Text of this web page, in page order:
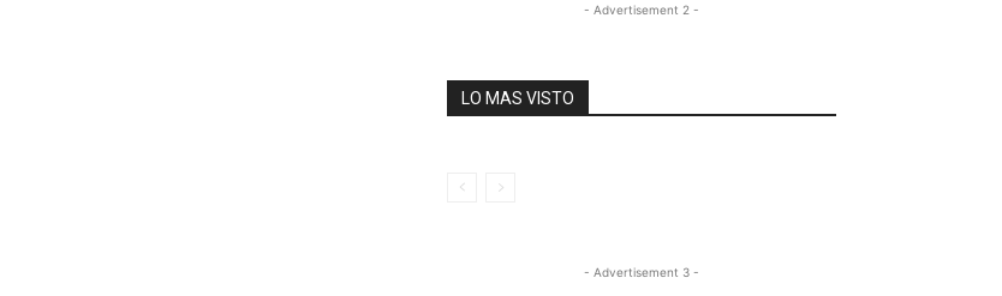
- Advertisement 2 -
LO MAS VISTO
- Advertisement 3 -